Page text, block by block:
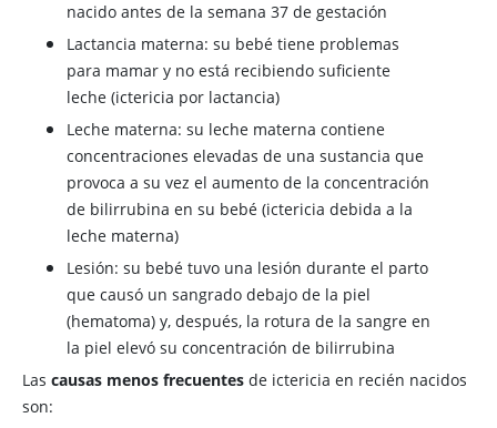
nacido antes de la semana 37 de gestación
Lactancia materna: su bebé tiene problemas
para mamar y no está recibiendo suficiente
leche (ictericia por lactancia)
Leche materna: su leche materna contiene
concentraciones elevadas de una sustancia que
provoca a su vez el aumento de la concentración
de bilirrubina en su bebé (ictericia debida a la
leche materna)
Lesión: su bebé tuvo una lesión durante el parto
que causó un sangrado debajo de la piel
(hematoma) y, después, la rotura de la sangre en
la piel elevó su concentración de bilirrubina
Las causas menos frecuentes de ictericia en recién nacidos
son: